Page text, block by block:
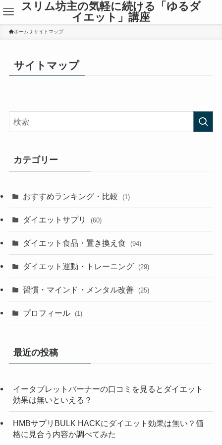
スリム坊主の気軽に続ける「ゆるダ
イエット」講座
ホーム サイトマップ
サイトマップ
カテゴリー
おすすめランキング・比較 (1)
ダイエットサプリ (60)
ダイエット食品・置き換え食 (94)
ダイエット運動・トレーニング (29)
習慣・マインド・メンタル改善 (25)
プロフィール (1)
最近の投稿
イータブレットバーナーの口コミを見るとダイエット
効果は無いといえる？
HMBサプリBULK HACKにダイエット効果は無い？価
格に見合う内容か調べてみた